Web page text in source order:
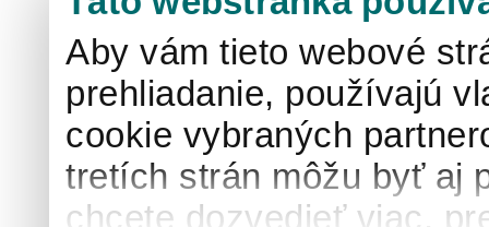
Aby vám tieto webové
prehliadanie, používajú
cookie vybraných
tretích strán môžu byť aj
chcete dozvedieť viac,